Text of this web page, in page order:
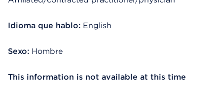
Idioma que hablo: English
Sexo: Hombre
This information is not available at this time